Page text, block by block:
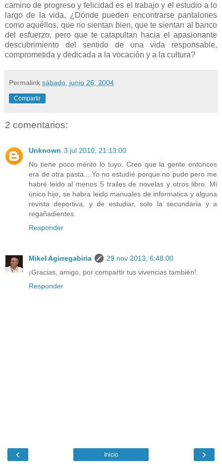
camino de progreso y felicidad es el trabajo y el estudio a lo
largo de la vida. ¿Dónde pueden encontrarse pantalones
como aquéllos, que no sientan bien, que te sientan al banco
del esfuerzo, pero que te catapultan hacia el apasionante
descubrimiento del sentido de una vida responsable,
comprometida y dedicada a la vocación y a la cultura?
Permalink sábado, junio 26, 2004
Compartir
2 comentarios:
Unknown 3 jul 2010, 21:13:00
No tiene poco mérito lo tuyo. Creo que la gente entonces
era de otra pasta....Yo no estudíé porque no pude pero me
habré leido al menos 5 trailes de novelas y otros libro. Mi
único hijo, se habra leido manuales de informatica y alguna
revista deportiva, y de estudiar, solo la secundaria y a
regañadientes.
Responder
Mikel Agirregabiria
29 nov 2013, 6:48:00
¡Gracias, amigo, por compartir tus vivencias también!
Responder
‹ ›
Inicio